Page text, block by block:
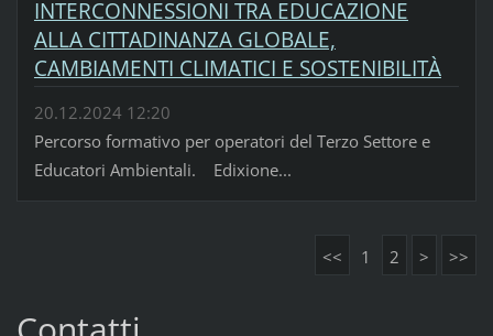
INTERCONNESSIONI TRA EDUCAZIONE
ALLA CITTADINANZA GLOBALE,
CAMBIAMENTI CLIMATICI E SOSTENIBILITÀ
20.12.2024 12:20
Percorso formativo per operatori del Terzo Settore e
Educatori Ambientali. Edixione...
<< 1 2 > >>